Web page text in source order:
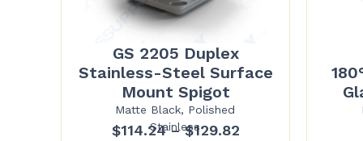
GS 2205 Duplex
Stainless-Steel Surface
Mount Spigot
Matte Black, Polished
Stainless
$114.24 – $129.82Price